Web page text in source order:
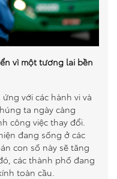
vì một tương lai bền
với các hành vi và
ta ngày càng
công việc thay đổi.
đang sống ở các
con số này sẽ tăng
các thành phố đang
toàn cầu.